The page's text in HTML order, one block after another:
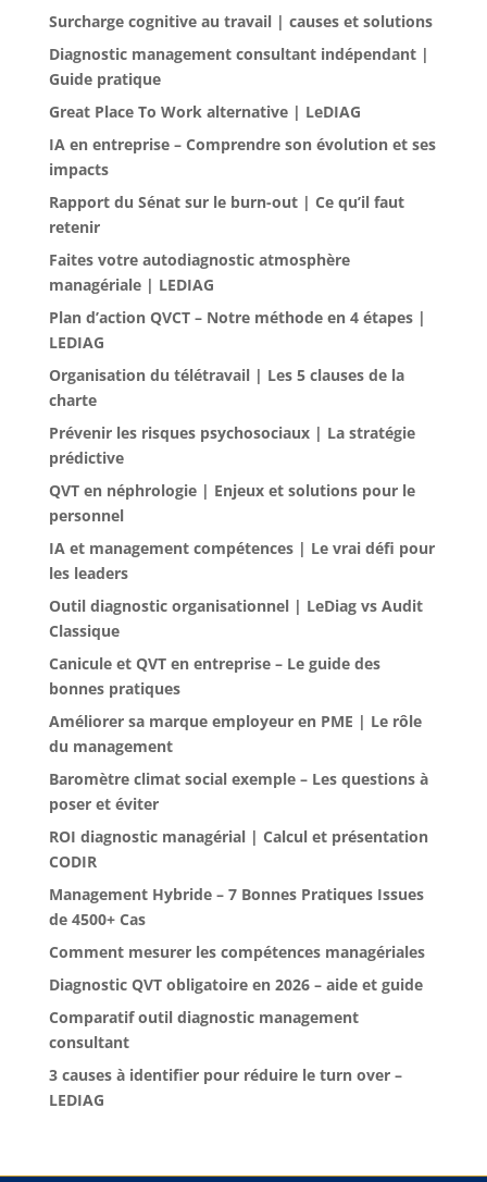
Surcharge cognitive au travail | causes et solutions
Diagnostic management consultant indépendant |
Guide pratique
Great Place To Work alternative | LeDIAG
IA en entreprise – Comprendre son évolution et ses
impacts
Rapport du Sénat sur le burn-out | Ce qu’il faut
retenir
Faites votre autodiagnostic atmosphère
managériale | LEDIAG
Plan d’action QVCT – Notre méthode en 4 étapes |
LEDIAG
Organisation du télétravail | Les 5 clauses de la
charte
Prévenir les risques psychosociaux | La stratégie
prédictive
QVT en néphrologie | Enjeux et solutions pour le
personnel
IA et management compétences | Le vrai défi pour
les leaders
Outil diagnostic organisationnel | LeDiag vs Audit
Classique
Canicule et QVT en entreprise – Le guide des
bonnes pratiques
Améliorer sa marque employeur en PME | Le rôle
du management
Baromètre climat social exemple – Les questions à
poser et éviter
ROI diagnostic managérial | Calcul et présentation
CODIR
Management Hybride – 7 Bonnes Pratiques Issues
de 4500+ Cas
Comment mesurer les compétences managériales
Diagnostic QVT obligatoire en 2026 – aide et guide
Comparatif outil diagnostic management
consultant
3 causes à identifier pour réduire le turn over –
LEDIAG